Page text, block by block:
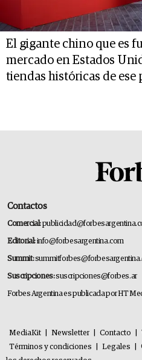
El gigante chino que es
mercado en Estados
tiendas históricas de ese
Contactos
Comercial:
Editorial:info@forbesargentina.com
Summit:
Suscripciones:suscripciones@forbes.ar
Forbes Argentina es publicada por HT
MediaKit Newsletter Contacto
Términos y condiciones
Legales